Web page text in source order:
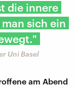
die innere
sich ein
Uni Basel
am Abend